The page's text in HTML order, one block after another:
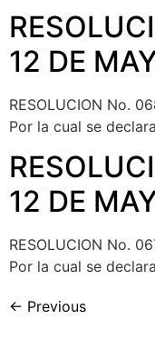
12 DE
RESOLUCION No.
Por la cual se
12 DE
RESOLUCION No.
Por la cual se
← Previous